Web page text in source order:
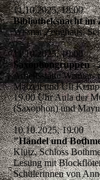
11.10.2025, 18:00
Bibliotheksnacht im
Wismar Zeughaus,
11.10.2025, 10:00
Saxophongruppen -
Arbeitsstätte
Matzeit und Uli
19.00 Uhr Aula der
(Saxophon) und
10.10.2025, 19:00
"Händel und
Klütz, Schloss
Lesung mit
Schülerinnen von